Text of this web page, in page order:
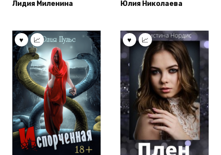
Лидия Миленина
Юлия Николаева